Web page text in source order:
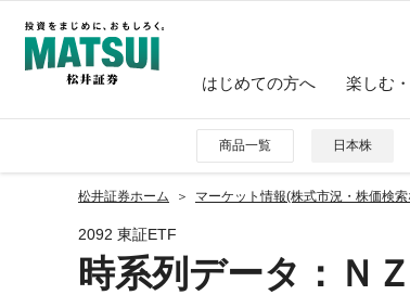
はじめての方へ 楽しむ
商品一覧 日本株
松井証券ホーム マーケット情報(株式市況・株価検
2092 東証ETF
時系列データ ：Ｎ